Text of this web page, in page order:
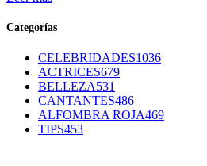
Categorías
CELEBRIDADES1036
ACTRICES679
BELLEZA531
CANTANTES486
ALFOMBRA ROJA469
TIPS453